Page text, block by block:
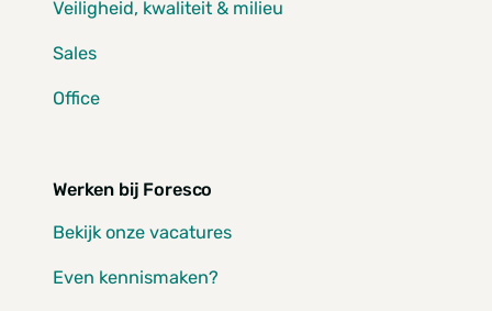
Veiligheid, kwaliteit & milieu
Sales
Office
Werken bij Foresco
Bekijk onze vacatures
Even kennismaken?